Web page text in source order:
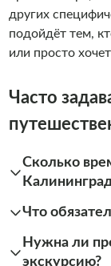
других
подойдёт тем,
или просто
Часто
Сколько
Что
Нужна ли
экскурсию?